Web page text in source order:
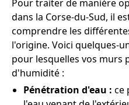
Pour traiter de manière
dans la Corse-du-Sud, il
comprendre les
l'origine. Voici quelques-
pour lesquelles vos murs
d'humidité :
Pénétration d'eau : ce